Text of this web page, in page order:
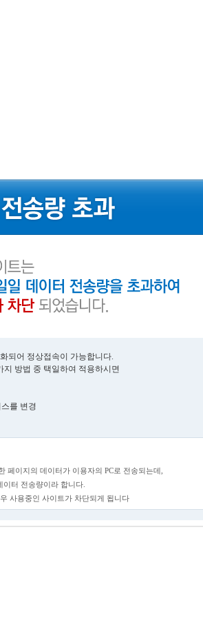
되어 정상접속이 가능합니다.
방법 중 택일하여 적용하시면
를 변경
페이지의 데이터가 이용자의 PC로 전송되는데,
터 전송량이라 합니다.
사용중인 사이트가 차단되게 됩니다